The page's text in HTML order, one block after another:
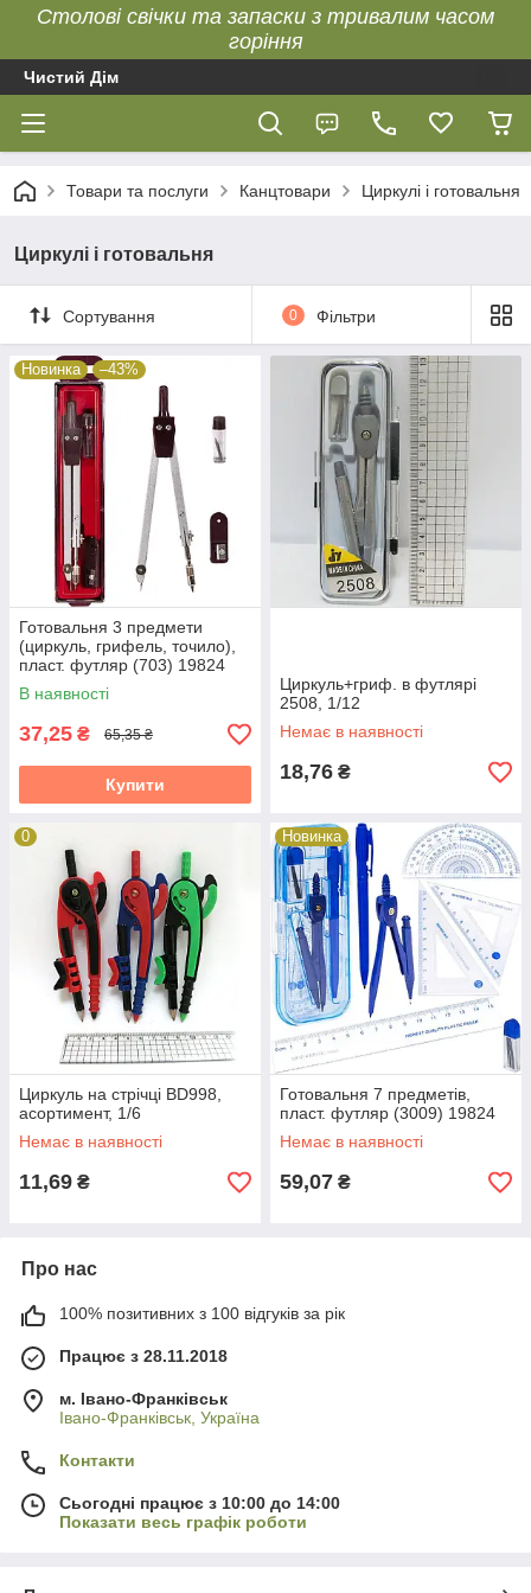
Столові свічки та запаски з тривалим часом
горіння
Чистий Дім
Товари та послуги Канцтовари Циркулі і готовальня
Циркулі і готовальня
Сортування 0 Фільтри
Новинка –43%
Готовальня 3 предмети
(циркуль, грифель, точило),
пласт. футляр (703) 19824
В наявності
37,25 ₴ 65,35 ₴
Купити
Циркуль+гриф. в футлярі
2508, 1/12
Немає в наявності
18,76 ₴
0
Циркуль на стрічці BD998,
асортимент, 1/6
Немає в наявності
11,69 ₴
Новинка
Готовальня 7 предметів,
пласт. футляр (3009) 19824
Немає в наявності
59,07 ₴
Про нас
100% позитивних з 100 відгуків за рік
Працює з 28.11.2018
м. Івано-Франківськ
Івано-Франківськ, Україна
Контакти
Сьогодні працює з 10:00 до 14:00
Показати весь графік роботи